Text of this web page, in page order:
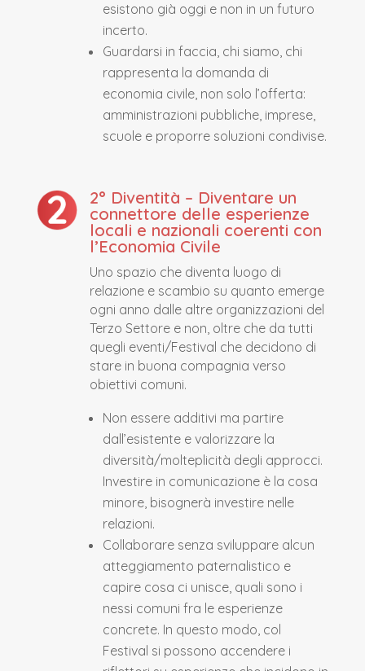
esistono già oggi e non in un futuro
incerto.
Guardarsi in faccia, chi siamo, chi
rappresenta la domanda di
economia civile, non solo l’offerta:
amministrazioni pubbliche, imprese,
scuole e proporre soluzioni condivise.
2° Diventità – Diventare un
connettore delle esperienze
locali e nazionali coerenti con
l’Economia Civile
Uno spazio che diventa luogo di
relazione e scambio su quanto emerge
ogni anno dalle altre organizzazioni del
Terzo Settore e non, oltre che da tutti
quegli eventi/Festival che decidono di
stare in buona compagnia verso
obiettivi comuni.
Non essere additivi ma partire
dall’esistente e valorizzare la
diversità/molteplicità degli approcci.
Investire in comunicazione è la cosa
minore, bisognerà investire nelle
relazioni.
Collaborare senza sviluppare alcun
atteggiamento paternalistico e
capire cosa ci unisce, quali sono i
nessi comuni fra le esperienze
concrete. In questo modo, col
Festival si possono accendere i